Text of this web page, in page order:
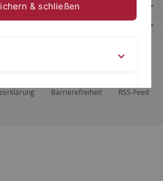
Tübingen, Tübingen
Barrierefreiheit RSS-Feed
& schließen